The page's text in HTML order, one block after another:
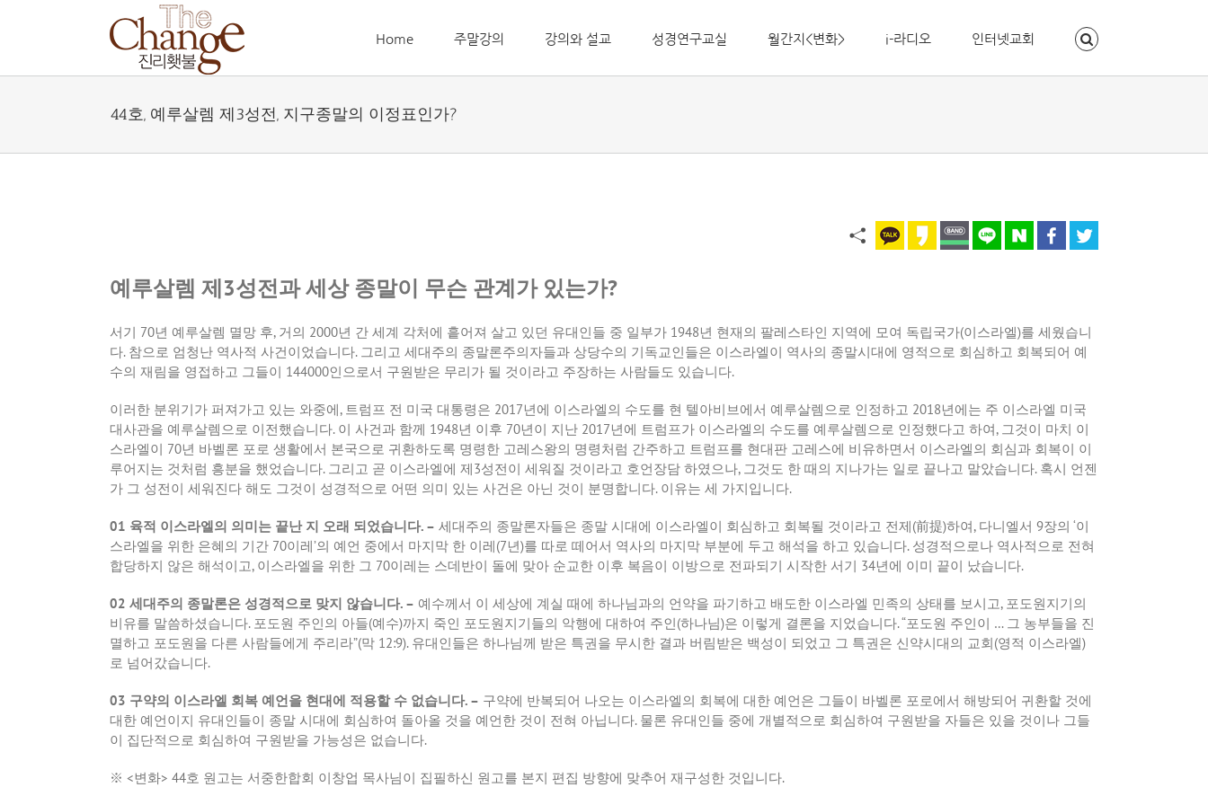
Home 주말강의 강의와 설교 성경연구교실 월간지<변화> i-라디오 인터넷교회
44호, 예루살렘 제3성전, 지구종말의 이정표인가?
예루살렘 제3성전과 세상 종말이 무슨 관계가 있는가?
서기 70년 예루살렘 멸망 후, 거의 2000년 간 세계 각처에 흩어져 살고 있던 유대인들 중 일부가 1948년 현재의 팔레스타인 지역에 모여 독립국가(이스라엘)를 세웠습니
다. 참으로 엄청난 역사적 사건이었습니다. 그리고 세대주의 종말론주의자들과 상당수의 기독교인들은 이스라엘이 역사의 종말시대에 영적으로 회심하고 회복되어 예
수의 재림을 영접하고 그들이 144000인으로서 구원받은 무리가 될 것이라고 주장하는 사람들도 있습니다.
이러한 분위기가 퍼져가고 있는 와중에, 트럼프 전 미국 대통령은 2017년에 이스라엘의 수도를 현 텔아비브에서 예루살렘으로 인정하고 2018년에는 주 이스라엘 미국
대사관을 예루살렘으로 이전했습니다. 이 사건과 함께 1948년 이후 70년이 지난 2017년에 트럼프가 이스라엘의 수도를 예루살렘으로 인정했다고 하여, 그것이 마치 이
스라엘이 70년 바벨론 포로 생활에서 본국으로 귀환하도록 명령한 고레스왕의 명령처럼 간주하고 트럼프를 현대판 고레스에 비유하면서 이스라엘의 회심과 회복이 이
루어지는 것처럼 흥분을 했었습니다. 그리고 곧 이스라엘에 제3성전이 세워질 것이라고 호언장담 하였으나, 그것도 한 때의 지나가는 일로 끝나고 말았습니다. 혹시 언젠
가 그 성전이 세워진다 해도 그것이 성경적으로 어떤 의미 있는 사건은 아닌 것이 분명합니다. 이유는 세 가지입니다.
01 육적 이스라엘의 의미는 끝난 지 오래 되었습니다. – 세대주의 종말론자들은 종말 시대에 이스라엘이 회심하고 회복될 것이라고 전제(前提)하여, 다니엘서 9장의 ‘이
스라엘을 위한 은혜의 기간 70이레’의 예언 중에서 마지막 한 이레(7년)를 따로 떼어서 역사의 마지막 부분에 두고 해석을 하고 있습니다. 성경적으로나 역사적으로 전혀
합당하지 않은 해석이고, 이스라엘을 위한 그 70이레는 스데반이 돌에 맞아 순교한 이후 복음이 이방으로 전파되기 시작한 서기 34년에 이미 끝이 났습니다.
02 세대주의 종말론은 성경적으로 맞지 않습니다. – 예수께서 이 세상에 계실 때에 하나님과의 언약을 파기하고 배도한 이스라엘 민족의 상태를 보시고, 포도원지기의
비유를 말씀하셨습니다. 포도원 주인의 아들(예수)까지 죽인 포도원지기들의 악행에 대하여 주인(하나님)은 이렇게 결론을 지었습니다. “포도원 주인이 … 그 농부들을 진
멸하고 포도원을 다른 사람들에게 주리라”(막 12:9). 유대인들은 하나님께 받은 특권을 무시한 결과 버림받은 백성이 되었고 그 특권은 신약시대의 교회(영적 이스라엘)
로 넘어갔습니다.
03 구약의 이스라엘 회복 예언을 현대에 적용할 수 없습니다. – 구약에 반복되어 나오는 이스라엘의 회복에 대한 예언은 그들이 바벨론 포로에서 해방되어 귀환할 것에
대한 예언이지 유대인들이 종말 시대에 회심하여 돌아올 것을 예언한 것이 전혀 아닙니다. 물론 유대인들 중에 개별적으로 회심하여 구원받을 자들은 있을 것이나 그들
이 집단적으로 회심하여 구원받을 가능성은 없습니다.
※ <변화> 44호 원고는 서중한합회 이창업 목사님이 집필하신 원고를 본지 편집 방향에 맞추어 재구성한 것입니다.